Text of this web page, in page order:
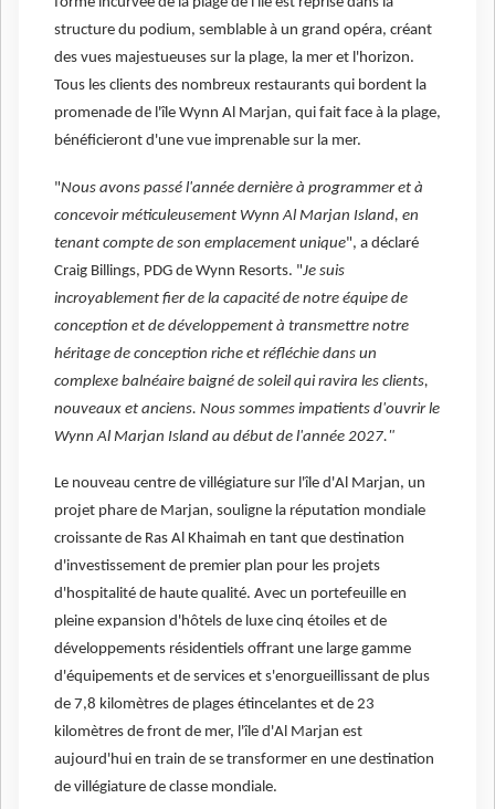
structure du podium, semblable à un grand opéra, créant
des vues majestueuses sur la plage, la mer et l'horizon.
Tous les clients des nombreux restaurants qui bordent la
promenade de l'île Wynn Al Marjan, qui fait face à la plage,
bénéficieront d'une vue imprenable sur la mer.
"Nous avons passé l'année dernière à programmer et à
concevoir méticuleusement Wynn Al Marjan Island, en
tenant compte de son emplacement unique", a déclaré
Craig Billings, PDG de Wynn Resorts. "Je suis
incroyablement fier de la capacité de notre équipe de
conception et de développement à transmettre notre
héritage de conception riche et réfléchie dans un
complexe balnéaire baigné de soleil qui ravira les clients,
nouveaux et anciens. Nous sommes impatients d'ouvrir le
Wynn Al Marjan Island au début de l'année 2027."
Le nouveau centre de villégiature sur l'île d'Al Marjan, un
projet phare de Marjan, souligne la réputation mondiale
croissante de Ras Al Khaimah en tant que destination
d'investissement de premier plan pour les projets
d'hospitalité de haute qualité. Avec un portefeuille en
pleine expansion d'hôtels de luxe cinq étoiles et de
développements résidentiels offrant une large gamme
d'équipements et de services et s'enorgueillissant de plus
de 7,8 kilomètres de plages étincelantes et de 23
kilomètres de front de mer, l'île d'Al Marjan est
aujourd'hui en train de se transformer en une destination
de villégiature de classe mondiale.